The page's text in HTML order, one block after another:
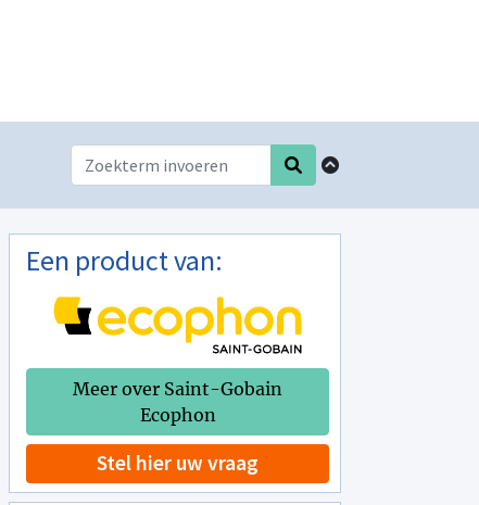
Een product van:
Meer over Saint-Gobain
Ecophon
Stel hier uw vraag